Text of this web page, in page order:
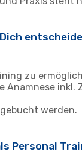
zu
Anamnese
werden.
Personal